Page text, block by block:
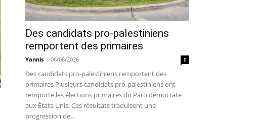
Des candidats pro-palestiniens
remportent des primaires
Yannis - 06/08/2026 0
Des candidats pro-palestiniens remportent des
primaires Plusieurs candidats pro-palestiniens ont
remporté les élections primaires du Parti démocrate
aux États-Unis. Ces résultats traduisent une
progression de...